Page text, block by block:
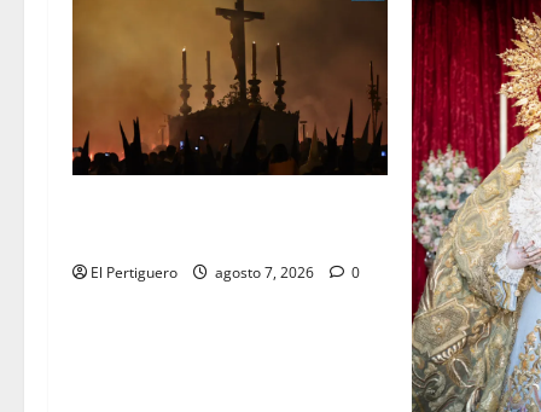
El Pertiguero agosto 7, 2026 0